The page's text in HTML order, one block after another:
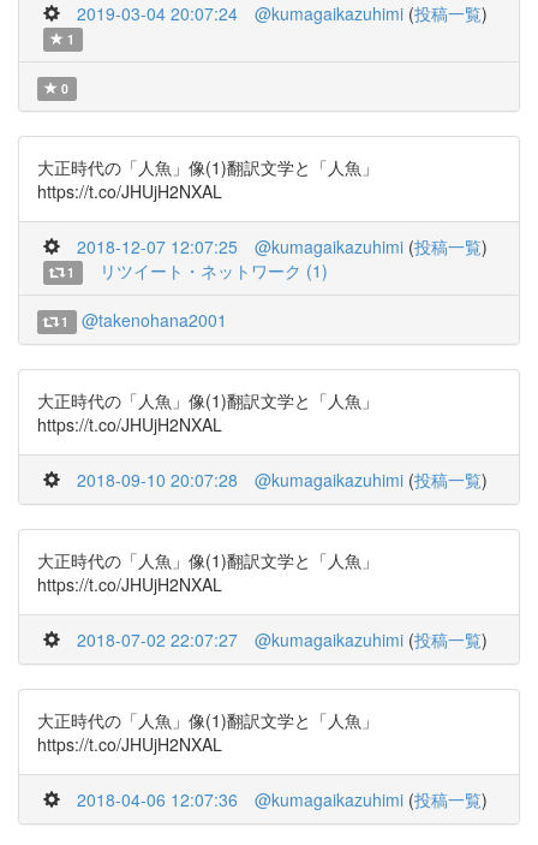
2019-03-04 20:07:24 @kumagaikazuhimi (投稿一覧)
1
0
大正時代の「人魚」像(1)翻訳文学と「人魚」
https://t.co/JHUjH2NXAL
2018-12-07 12:07:25 @kumagaikazuhimi (投稿一覧)
1 リツイート・ネットワーク (1)
1 @takenohana2001
大正時代の「人魚」像(1)翻訳文学と「人魚」
https://t.co/JHUjH2NXAL
2018-09-10 20:07:28 @kumagaikazuhimi (投稿一覧)
大正時代の「人魚」像(1)翻訳文学と「人魚」
https://t.co/JHUjH2NXAL
2018-07-02 22:07:27 @kumagaikazuhimi (投稿一覧)
大正時代の「人魚」像(1)翻訳文学と「人魚」
https://t.co/JHUjH2NXAL
2018-04-06 12:07:36 @kumagaikazuhimi (投稿一覧)